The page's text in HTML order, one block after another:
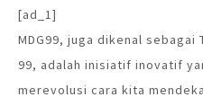
[ad_1]
MDG99, juga dikenal sebagai
99, adalah inisiatif inovatif
merevolusi cara kita